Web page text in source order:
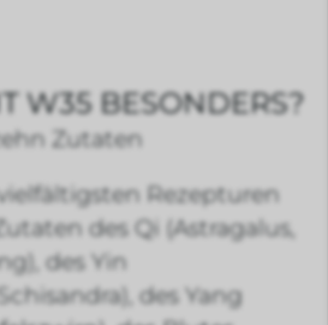
W35 BESONDERS?
Zutaten
Rezepturen
des Qi (Astragalus,
des Yin
des Yang